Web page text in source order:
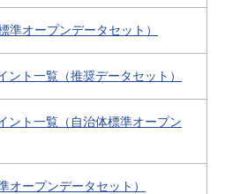
準オープンデータセット）
ント一覧（推奨データセット）
ント一覧（自治体標準オープン
オープンデータセット）